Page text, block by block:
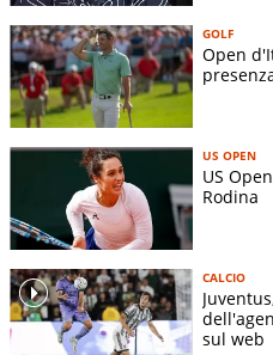
GOLF
Open
US OPEN
US
Rodina
CALCIO
sul web